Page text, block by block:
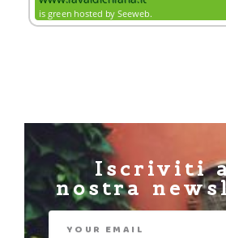
Iscriviti
nostra